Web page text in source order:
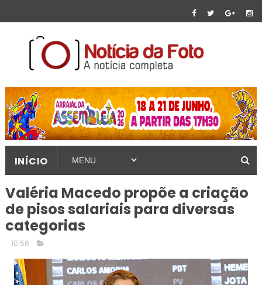
INÍCIO
Valéria Macedo propõe a criação
de pisos salariais para diversas
categorias
10:56